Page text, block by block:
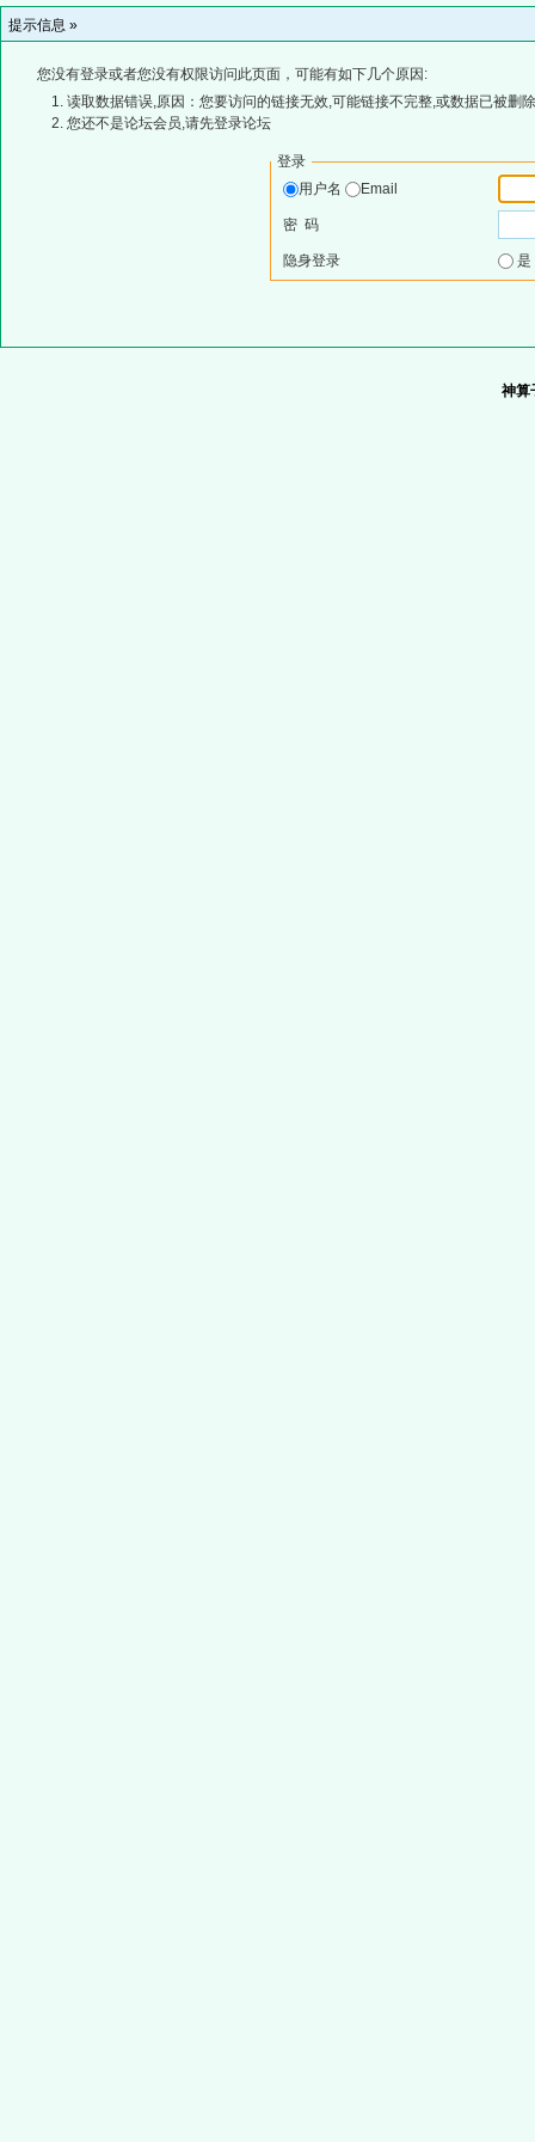
提示信息 »
您没有登录或者您没有权限访问此页面，可能有如下几个原因:
读取数据错误,原因：您要访问的链接无效,可能链接不完整,或数据已被删
您还不是论坛会员,请先登录论坛
登录
用户名
Email
密 码
隐身登录
神算